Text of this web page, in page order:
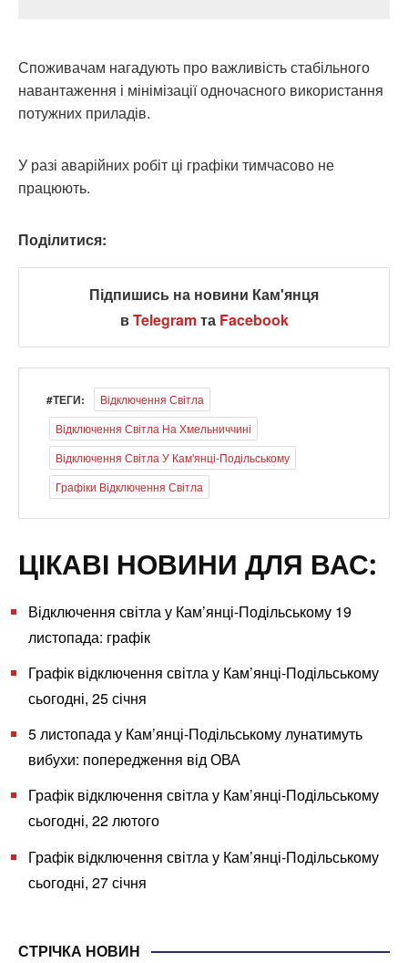
Споживачам нагадують про важливість стабільного
навантаження і мінімізації одночасного використання
потужних приладів.
У разі аварійних робіт ці графіки тимчасово не
працюють.
Поділитися:
Підпишись на новини Кам'янця
вTelegramта Facebook
#ТЕГИ:
Відключення Світла
Відключення Світла На Хмельниччині
Відключення Світла У Кам'янці-Подільському
Графіки Відключення Світла
ЦІКАВІ НОВИНИ ДЛЯ ВАС:
Відключення світла у Кам’янці-Подільському 19
листопада: графік
Графік відключення світла у Кам’янці-Подільському
сьогодні, 25 січня
5 листопада у Кам’янці-Подільському лунатимуть
вибухи: попередження від ОВА
Графік відключення світла у Кам’янці-Подільському
сьогодні, 22 лютого
Графік відключення світла у Кам’янці-Подільському
сьогодні, 27 січня
СТРІЧКА НОВИН